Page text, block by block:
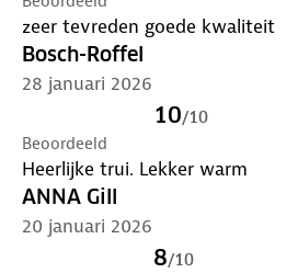
zeer tevreden goede kwaliteit
Bosch-Roffel
28 januari 2026
10/10
Beoordeeld
Heerlijke trui. Lekker warm
ANNA Gill
20 januari 2026
8/10